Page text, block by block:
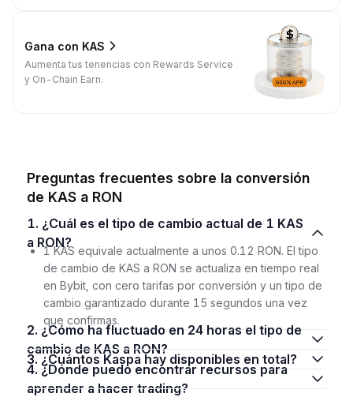
Gana con KAS
Aumenta tus tenencias con Rewards Service
y On-Chain Earn.
Preguntas frecuentes sobre la conversión
de KAS a RON
1. ¿Cuál es el tipo de cambio actual de 1 KAS
a RON?
1 KAS equivale actualmente a unos 0.12 RON. El tipo
de cambio de KAS a RON se actualiza en tiempo real
en Bybit, con cero tarifas por conversión y un tipo de
cambio garantizado durante 15 segundos una vez
que confirmas.
2. ¿Cómo ha fluctuado en 24 horas el tipo de
cambio de KAS a RON?
3. ¿Cuántos Kaspa hay disponibles en total?
4. ¿Dónde puedo encontrar recursos para
aprender a hacer trading?